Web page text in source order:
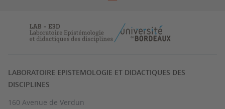
LABORATOIRE EPISTEMOLOGIE ET DIDACTIQUES DES
DISCIPLINES
160 Avenue de Verdun